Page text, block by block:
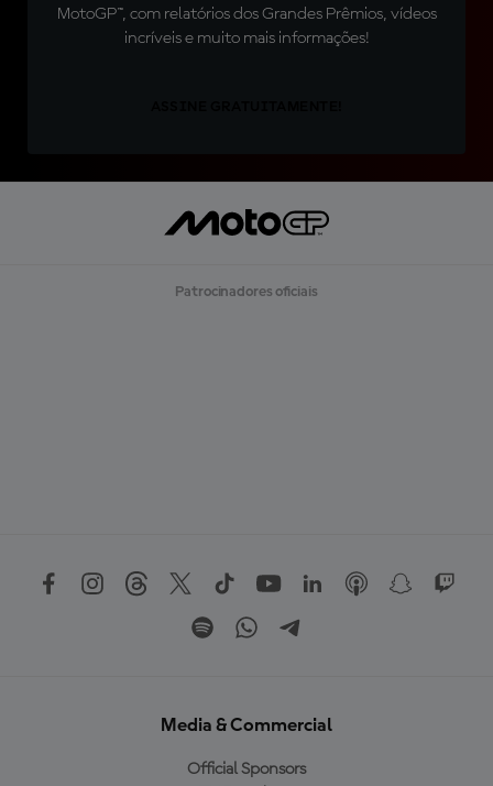
MotoGP™, com relatórios dos Grandes Prêmios, vídeos
incríveis e muito mais informações!
Patrocinadores oficiais
Media & Commercial
Official Sponsors